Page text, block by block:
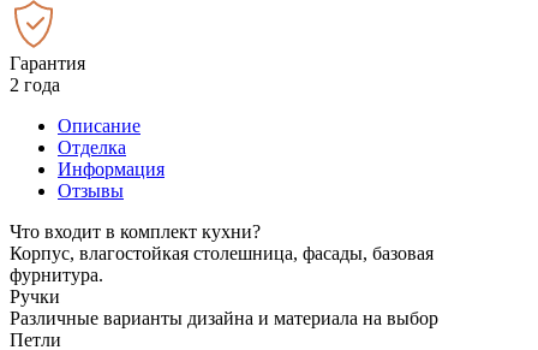
Гарантия
2 года
Описание
Отделка
Информация
Отзывы
Что входит в комплект кухни?
Корпус, влагостойкая столешница, фасады, базовая
фурнитура.
Ручки
Различные варианты дизайна и материала на выбор
Петли